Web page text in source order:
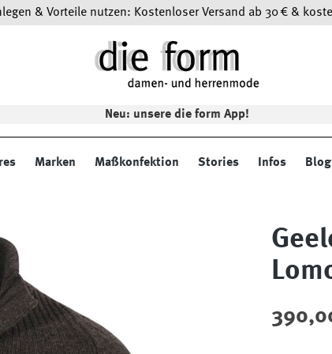
& Vorteile nutzen: Kostenloser Versand ab 30 € &
Neu: unsere die form App!
Marken Maßkonfektion Stories Infos Blog
Regulärer